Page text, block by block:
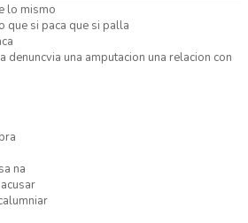
lo mismo
que si paca que si palla
denuncvia una amputacion una relacion con
na